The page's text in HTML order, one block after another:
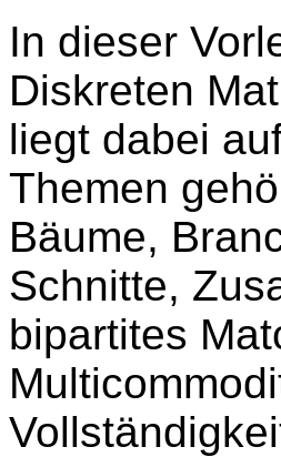
In dieser
Diskreten
liegt dabei
Themen
Bäume,
Schnitte,
bipartites